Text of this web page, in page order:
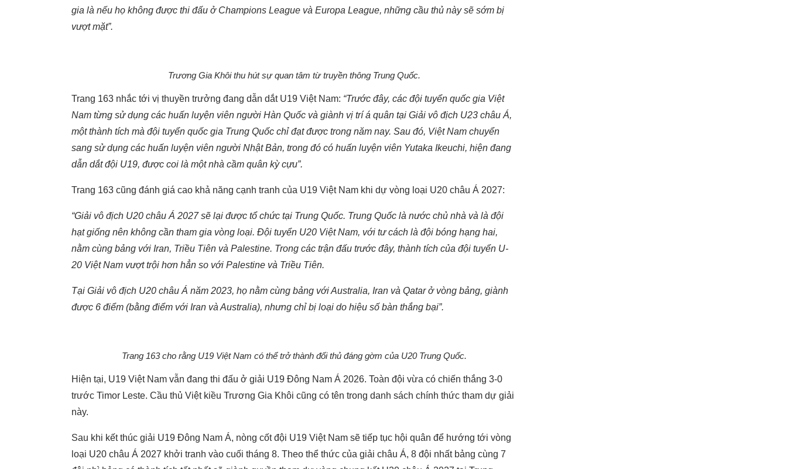
gia là nếu họ không được thi đấu ở Champions League và Europa League, những cầu thủ này sẽ sớm bị
vượt mặt”.
Trương Gia Khôi thu hút sự quan tâm từ truyền thông Trung Quốc.
Trang 163 nhắc tới vị thuyền trưởng đang dẫn dắt U19 Việt Nam: “Trước đây, các đội tuyển quốc gia Việt
Nam từng sử dụng các huấn luyện viên người Hàn Quốc và giành vị trí á quân tại Giải vô địch U23 châu Á,
một thành tích mà đội tuyển quốc gia Trung Quốc chỉ đạt được trong năm nay. Sau đó, Việt Nam chuyển
sang sử dụng các huấn luyện viên người Nhật Bản, trong đó có huấn luyện viên Yutaka Ikeuchi, hiện đang
dẫn dắt đội U19, được coi là một nhà cầm quân kỳ cựu”.
Trang 163 cũng đánh giá cao khả năng cạnh tranh của U19 Việt Nam khi dự vòng loại U20 châu Á 2027:
“Giải vô địch U20 châu Á 2027 sẽ lại được tổ chức tại Trung Quốc. Trung Quốc là nước chủ nhà và là đội
hạt giống nên không cần tham gia vòng loại. Đội tuyển U20 Việt Nam, với tư cách là đội bóng hạng hai,
nằm cùng bảng với Iran, Triều Tiên và Palestine. Trong các trận đấu trước đây, thành tích của đội tuyển U-
20 Việt Nam vượt trội hơn hẳn so với Palestine và Triều Tiên.
Tại Giải vô địch U20 châu Á năm 2023, họ nằm cùng bảng với Australia, Iran và Qatar ở vòng bảng, giành
được 6 điểm (bằng điểm với Iran và Australia), nhưng chỉ bị loại do hiệu số bàn thắng bại”.
Trang 163 cho rằng U19 Việt Nam có thể trở thành đối thủ đáng gờm của U20 Trung Quốc.
Hiện tại, U19 Việt Nam vẫn đang thi đấu ở giải U19 Đông Nam Á 2026. Toàn đội vừa có chiến thắng 3-0
trước Timor Leste. Cầu thủ Việt kiều Trương Gia Khôi cũng có tên trong danh sách chính thức tham dự giải
này.
Sau khi kết thúc giải U19 Đông Nam Á, nòng cốt đội U19 Việt Nam sẽ tiếp tục hội quân để hướng tới vòng
loại U20 châu Á 2027 khởi tranh vào cuối tháng 8. Theo thể thức của giải châu Á, 8 đội nhất bảng cùng 7